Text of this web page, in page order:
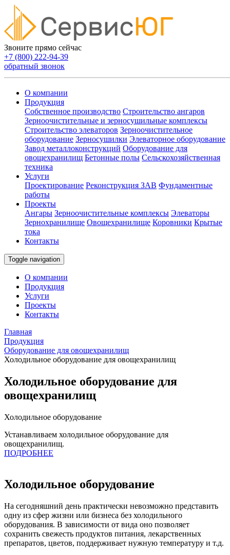
Звоните прямо сейчас
+7 (800) 222-94-39
обратный звонок
О компании
Продукция
Собственное производство Строительство ангаров
Зерноочистительные и зерносушильные комплексы
Строительство элеваторов Зерноочистительное
оборудование Зерносушилки Элеваторное оборудование
Завод металлоконструкций Оборудование для
овощехранилищ Бетонные полы Сельскохозяйственная
техника
Услуги
Проектирование Реконструкция ЗАВ Фундаментные
работы
Проекты
Ангары Зерноочистительные комплексы Элеваторы
Зернохранилище Овощехранилищe Коровники Крытые
тока
Контакты
Toggle navigation
О компании
Продукция
Услуги
Проекты
Контакты
Главная
Продукция
Оборудование для овощехранилищ
Холодильное оборудование для овощехранилищ
Холодильное оборудование для
овощехранилищ
Холодильное оборудование
Устанавливаем холодильное оборудование для
овощехранилищ.
ПОДРОБНЕЕ
Холодильное оборудование
На сегодняшний день практически невозможно представить
одну из сфер жизни или бизнеса без холодильного
оборудования. В зависимости от вида оно позволяет
сохранить свежесть продуктов питания, лекарственных
препаратов, цветов, поддерживает нужную температуру и т.д.